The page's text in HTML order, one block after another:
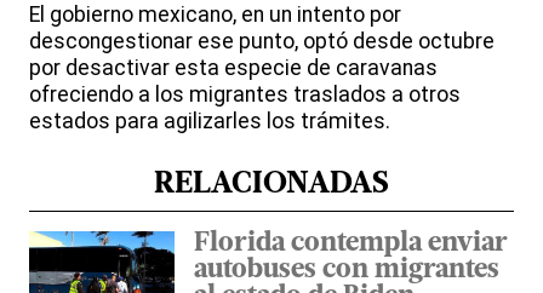
El gobierno mexicano, en un intento por
descongestionar ese punto, optó desde octubre
por desactivar esta especie de caravanas
ofreciendo a los migrantes traslados a otros
estados para agilizarles los trámites.
RELACIONADAS
Florida contempla enviar
autobuses con migrantes